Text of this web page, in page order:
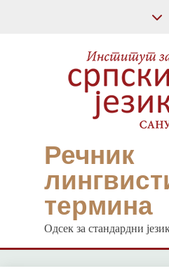
Речник
термина
Одсек за стандардни